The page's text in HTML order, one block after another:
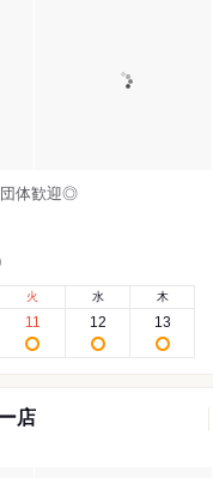
団体歓迎◎
火
11
水
12
木
13
店